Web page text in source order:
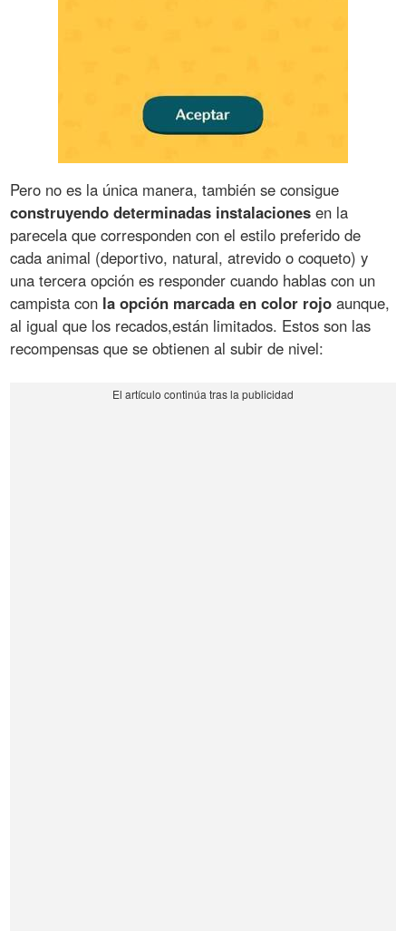
Pero no es la única manera, también se consigue
construyendo determinadas instalaciones en la
parecela que corresponden con el estilo preferido de
cada animal (deportivo, natural, atrevido o coqueto) y
una tercera opción es responder cuando hablas con un
campista con la opción marcada en color rojo aunque,
al igual que los recados,están limitados. Estos son las
recompensas que se obtienen al subir de nivel: